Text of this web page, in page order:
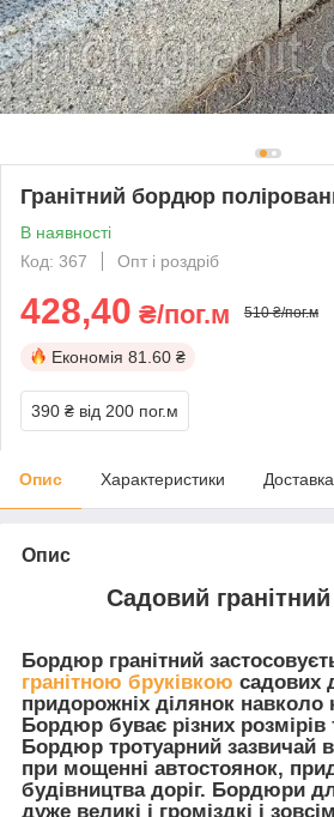
Гранітний бордюр
В наявності
Код: 367
Опт і роздріб
428,40 ₴/пог.м 510 ₴/пог.м
Економія 81.60 ₴
390 ₴ від 200 пог.м
Опис Характеристики Доставка
Опис
Садовий
Бордюр гранітний
гранітною бруківкою садових
придорожніх ділянок навколо
Бордюр буває різних
Бордюр тротуарний зазвичай
при мощенні автостоянок,
будівництва доріг. Бордюри
дуже великі і громіздкі і